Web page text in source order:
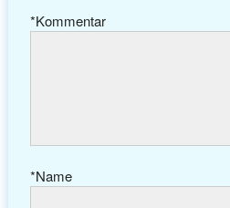
Kommentar
*
Name
*